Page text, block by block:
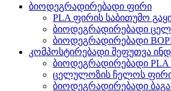
ბიოდეგრადირებადი ფირი
PLA ფირის საბითუმო
ბიოდეგრადირებადი
ბიოდეგრადირებადი
კომპოსტირებადი შეფუთვა
ბიოდეგრადირებადი PLA
ცელულოზის ჩელოს
ბიოდეგრადირებადი